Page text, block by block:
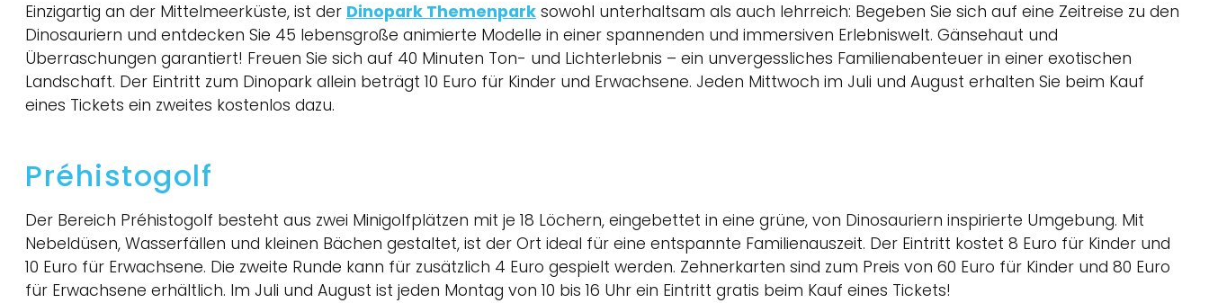
Einzigartig an der Mittelmeerküste, ist der Dinopark Themenpark sowohl unterhaltsam als auch lehrreich: Begeben Sie sich auf eine Zeitreise zu den
Dinosauriern und entdecken Sie 45 lebensgroße animierte Modelle in einer spannenden und immersiven Erlebniswelt. Gänsehaut und
Überraschungen garantiert! Freuen Sie sich auf 40 Minuten Ton- und Lichterlebnis – ein unvergessliches Familienabenteuer in einer exotischen
Landschaft. Der Eintritt zum Dinopark allein beträgt 10 Euro für Kinder und Erwachsene. Jeden Mittwoch im Juli und August erhalten Sie beim Kauf
eines Tickets ein zweites kostenlos dazu.
Préhistogolf
Der Bereich Préhistogolf besteht aus zwei Minigolfplätzen mit je 18 Löchern, eingebettet in eine grüne, von Dinosauriern inspirierte Umgebung. Mit
Nebeldüsen, Wasserfällen und kleinen Bächen gestaltet, ist der Ort ideal für eine entspannte Familienauszeit. Der Eintritt kostet 8 Euro für Kinder und
10 Euro für Erwachsene. Die zweite Runde kann für zusätzlich 4 Euro gespielt werden. Zehnerkarten sind zum Preis von 60 Euro für Kinder und 80 Euro
für Erwachsene erhältlich. Im Juli und August ist jeden Montag von 10 bis 16 Uhr ein Eintritt gratis beim Kauf eines Tickets!